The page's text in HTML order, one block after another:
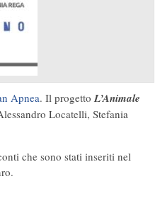
Apnea. Il progettoL’Animale
Locatelli, Stefania
che sono stati inseriti nel